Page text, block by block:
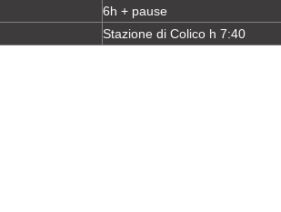
6h + pause
Stazione di Colico h 7:40